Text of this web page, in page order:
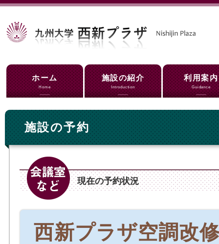
ホーム
Home
施設の紹介
Introduction
利用案内
Guidance
施設の予約
現在の予約状況
西新プラザ空調改